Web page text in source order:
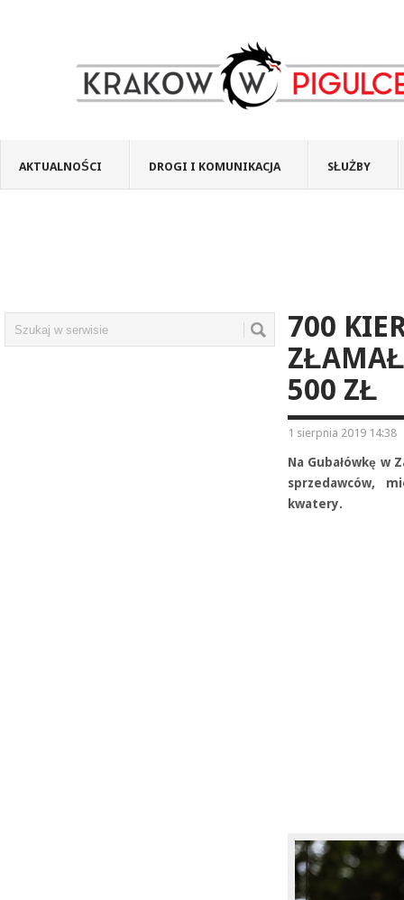
AKTUALNOŚCI DROGI I KOMUNIKACJA SŁUŻBY
700
500 ZŁ
1 sierpnia 2019 14:38
Na Gubałówkę
sprzedawców,
kwatery.